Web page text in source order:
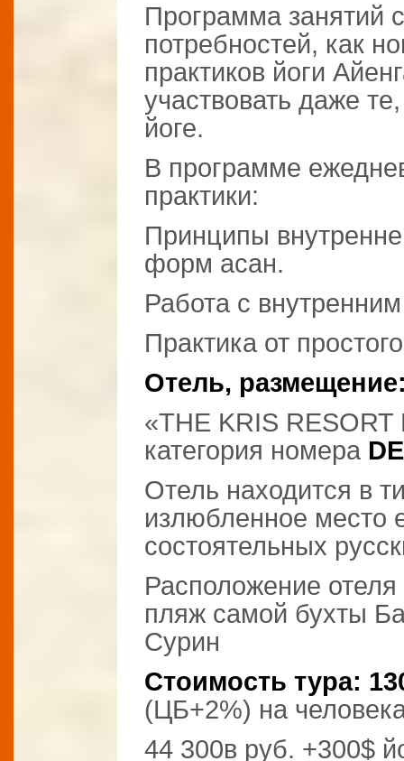
Программа занятий
потребностей, как
практиков йоги
участвовать даже
йоге.
В программе
практики:
Принципы
форм асан.
Работа с
Практика от
Отель,
«THE KRIS
категория номера
Отель находится в
излюбленное место
состоятельных
Расположение
пляж самой бухты
Сурин
Стоимость тура:
(ЦБ+2%) на
44 300в руб. +300$